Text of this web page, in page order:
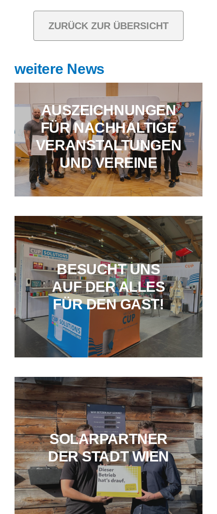
ZURÜCK ZUR ÜBERSICHT
weitere News
AUSZEICHNUNGEN
FÜR NACHHALTIGE
VERANSTALTUNGEN
UND VEREINE
BESUCHT UNS
AUF DER ALLES
FÜR DEN GAST!
SOLARPARTNER
DER STADT WIEN